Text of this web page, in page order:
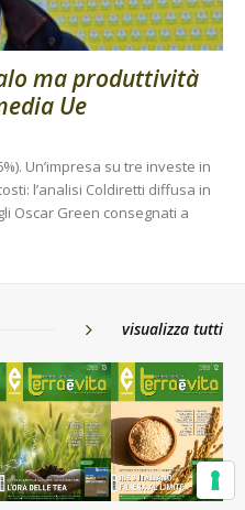
ma produttività
Ue
Un’impresa su tre investe in
l’analisi Coldiretti diffusa in
Oscar Green consegnati a
visualizza tutti